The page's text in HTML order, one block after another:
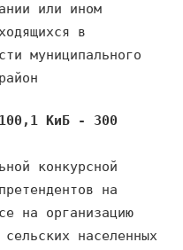
или ином
в
муниципального
КиБ - 300
конкурсной
на
на организацию
населенных